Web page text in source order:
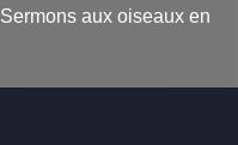
Sermons aux oiseaux en